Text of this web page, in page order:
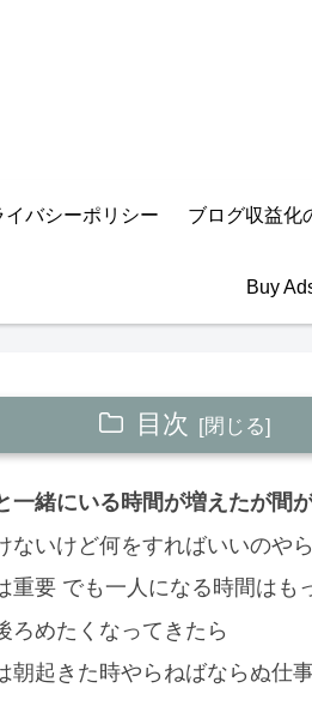
イバシーポリシー ブログ収益化
Buy
目次
一緒にいる時間が増えたが間
ないけど何をすればいいのやら
重要 でも一人になる時間はも
ろめたくなってきたら
朝起きた時やらねばならぬ仕